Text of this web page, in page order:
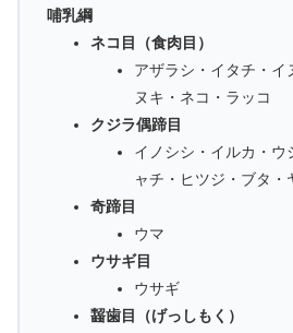
哺乳綱
ネコ目（食肉目）
アザラシ・イタチ・イ
ヌキ・ネコ・ラッコ
クジラ偶蹄目
イノシシ・イルカ・ウ
ャチ・ヒツジ・ブタ・
奇蹄目
ウマ
ウサギ目
ウサギ
齧歯目（げっしもく）